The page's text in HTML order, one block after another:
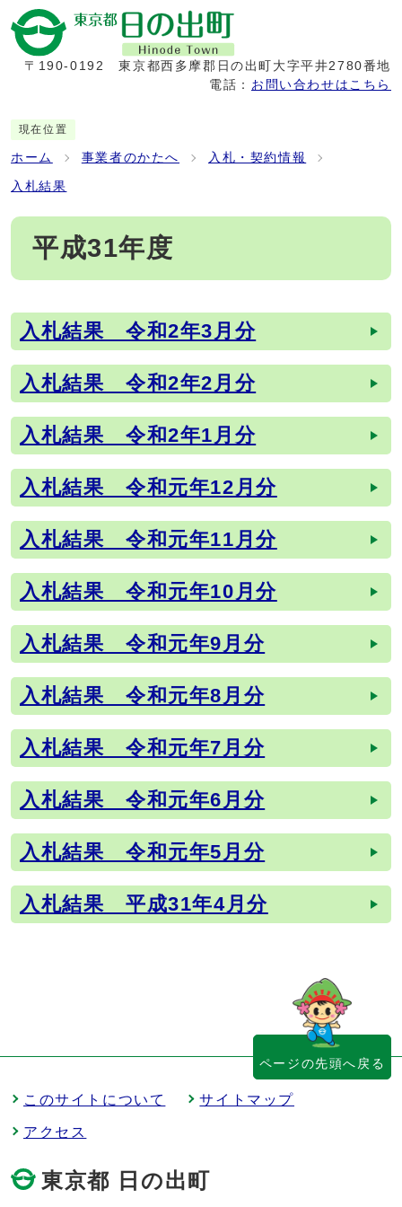
〒190-0192
東京都西多摩郡日の出町大字平井2780番地
電話： お問い合わせはこちら
現在位置
ホーム 事業者のかたへ 入札・契約情報
入札結果
平成31年度
メインメニュー
入札結果 令和2年3月分
入札結果 令和2年2月分
入札結果 令和2年1月分
入札結果 令和元年12月分
入札結果 令和元年11月分
入札結果 令和元年10月分
入札結果 令和元年9月分
入札結果 令和元年8月分
入札結果 令和元年7月分
入札結果 令和元年6月分
入札結果 令和元年5月分
入札結果 平成31年4月分
このサイトについて サイトマップ
アクセス
東京都 日の出町
ページの先頭へ戻る